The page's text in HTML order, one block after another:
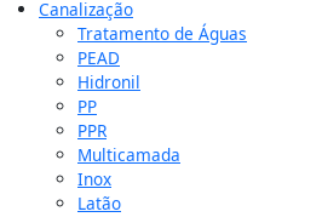
Canalização
Tratamento de Águas
PEAD
Hidronil
PP
PPR
Multicamada
Inox
Latão